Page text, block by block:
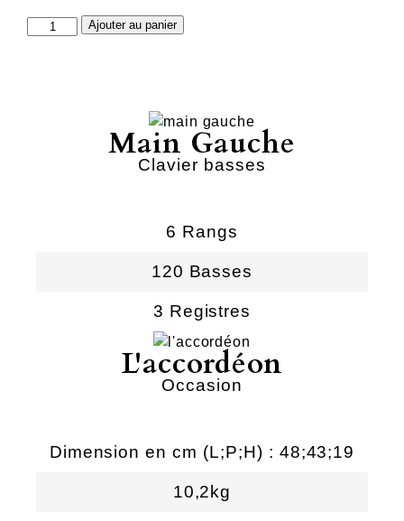
quantité
Ajouter au panier
Main Gauche
Clavier basses
6 Rangs
120 Basses
3 Registres
L'accordéon
Occasion
Dimension en cm (L;P;H) : 48;43;19
10,2kg